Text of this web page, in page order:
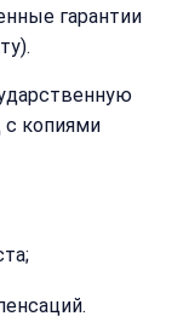
гарантии
с копиями